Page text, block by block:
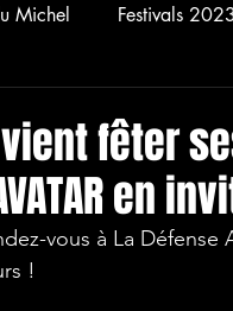
Michel Festivals
fêter
en
vous à La
!